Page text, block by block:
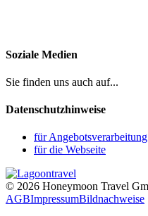
Soziale Medien
Sie finden uns auch auf...
Datenschutzhinweise
für
für die Webseite
© 2026 Honeymoon Travel
AGBImpressumBildnachweise